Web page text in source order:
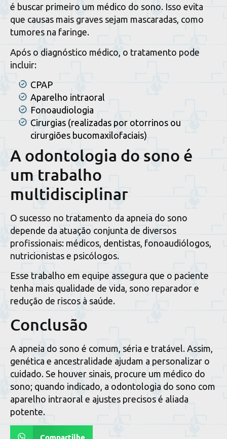
é buscar primeiro um médico do sono. Isso evita
que causas mais graves sejam mascaradas, como
tumores na faringe.
Após o diagnóstico médico, o tratamento pode
incluir:
CPAP
Aparelho intraoral
Fonoaudiologia
Cirurgias (realizadas por otorrinos ou
cirurgiões bucomaxilofaciais)
A odontologia do sono é
um trabalho
multidisciplinar
O sucesso no tratamento da apneia do sono
depende da atuação conjunta de diversos
profissionais: médicos, dentistas, fonoaudiólogos,
nutricionistas e psicólogos.
Esse trabalho em equipe assegura que o paciente
tenha mais qualidade de vida, sono reparador e
redução de riscos à saúde.
Conclusão
A apneia do sono é comum, séria e tratável. Assim,
genética e ancestralidade ajudam a personalizar o
cuidado. Se houver sinais, procure um médico do
sono; quando indicado, a odontologia do sono com
aparelho intraoral e ajustes precisos é aliada
potente.
Compartilhe